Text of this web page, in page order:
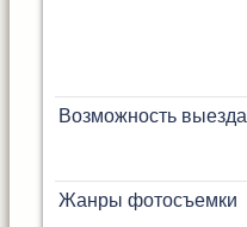
Возможность выезда
Жанры фотосъемки